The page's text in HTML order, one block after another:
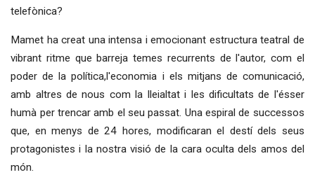
telefònica?
Mamet ha creat una intensa i emocionant estructura teatral de
vibrant ritme que barreja temes recurrents de l'autor, com el
poder de la política,l'economia i els mitjans de comunicació,
amb altres de nous com la lleialtat i les dificultats de l'ésser
humà per trencar amb el seu passat. Una espiral de successos
que, en menys de 24 hores, modificaran el destí dels seus
protagonistes i la nostra visió de la cara oculta dels amos del
món.